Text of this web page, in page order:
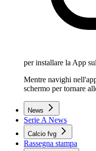
per installare la App
Mentre navighi
schermo per tornare
News
Serie A News
Calcio fvg
Rassegna stampa